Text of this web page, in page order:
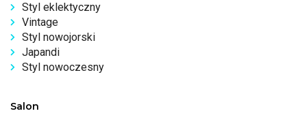
Styl eklektyczny
Vintage
Styl nowojorski
Japandi
Styl nowoczesny
Salon